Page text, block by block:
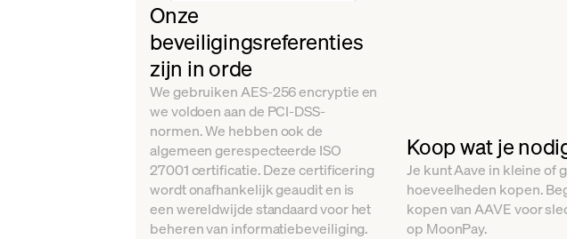
Onze
beveiligingsreferenties
zijn in orde
We gebruiken AES-256 encryptie en
we voldoen aan de PCI-DSS-
normen. We hebben ook de
algemeen gerespecteerde ISO
27001 certificatie. Deze certificering
wordt onafhankelijk geaudit en is
een wereldwijde standaard voor het
beheren van informatiebeveiliging.
Koop wat je
Je kunt Aave in kleine of
hoeveelheden kopen.
kopen van AAVE voor
op MoonPay.